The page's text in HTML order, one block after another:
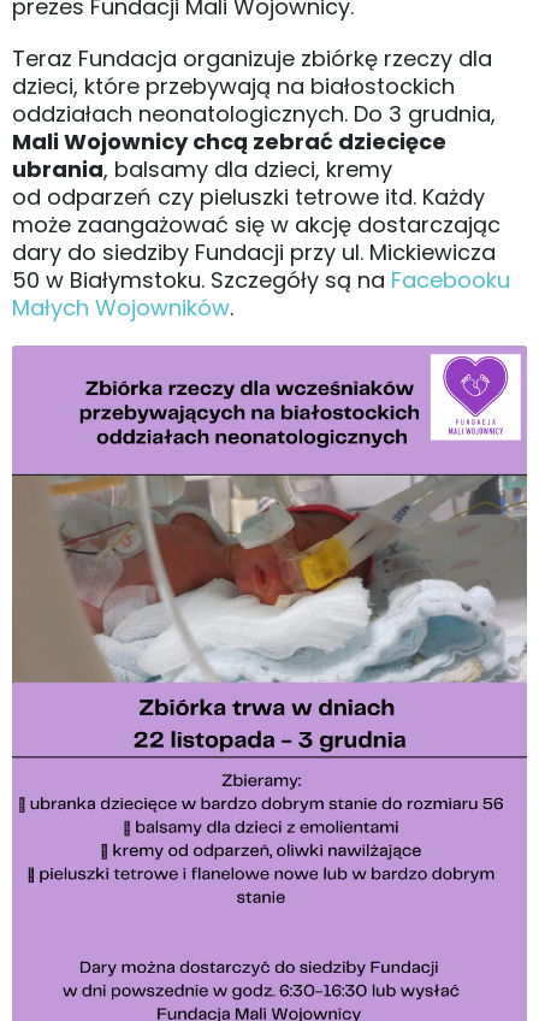
prezes Fundacji Mali Wojownicy.
Teraz Fundacja organizuje zbiórkę rzeczy dla
dzieci, które przebywają na białostockich
oddziałach neonatologicznych. Do 3 grudnia,
Mali Wojownicy chcą zebrać dziecięce
ubrania, balsamy dla dzieci, kremy
od odparzeń czy pieluszki tetrowe itd. Każdy
może zaangażować się w akcję dostarczając
dary do siedziby Fundacji przy ul. Mickiewicza
50 w Białymstoku. Szczegóły są na Facebooku
Małych Wojowników.